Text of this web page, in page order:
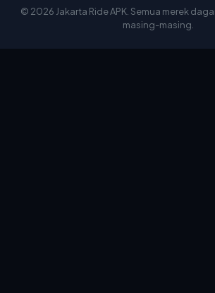
© 2026 Jakarta Ride APK. Semua merek
masing-masing.